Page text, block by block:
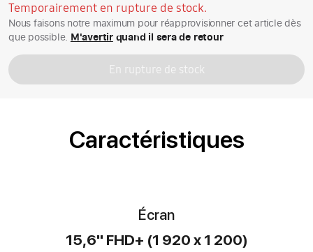
Temporairement en rupture de stock.
Nous faisons notre maximum pour réapprovisionner cet article dès
que possible. M'avertirquand il sera de retour
En rupture de stock
Caractéristiques
Écran
15,6" FHD+ (1 920 x 1 200)